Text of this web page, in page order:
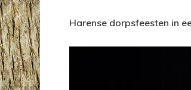
Harense dorpsfeesten in